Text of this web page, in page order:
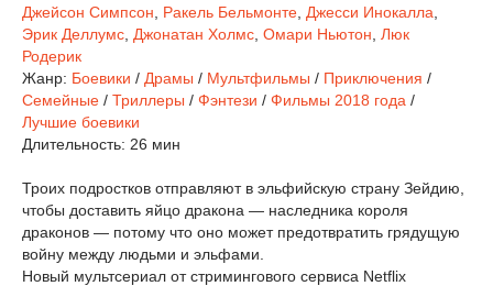
Джейсон Симпсон
Ракель Бельмонте Джесси Инокалла
Эрик Деллумс Джонатан Холмс Омари Ньютон Люк
Родерик
Жанр: Боевики / Драмы / Мультфильмы / Приключения /
Семейные / Триллеры / Фэнтези / Фильмы 2018 года /
Лучшие боевики
Длительность: 26 мин
Троих подростков отправляют в эльфийскую страну Зейдию,
чтобы доставить яйцо дракона — наследника короля
драконов — потому что оно может предотвратить грядущую
войну между людьми и эльфами.
Новый мультсериал от стримингового сервиса Netflix